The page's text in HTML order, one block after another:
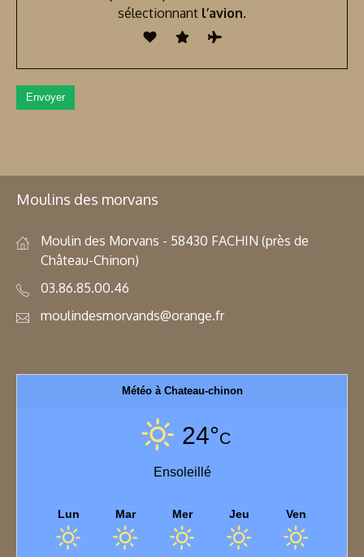
sélectionnant l’avion.
Moulins des morvans
Moulin des Morvans - 58430 FACHIN (près de
Château-Chinon)
03.86.85.00.46
moulindesmorvands@orange.fr
Météo à Chateau-chinon
24°C
Ensoleillé
Lun Mar Mer Jeu Ven